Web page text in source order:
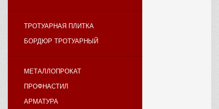
ТРОТУАРНАЯ ПЛИТКА
БОРДЮР ТРОТУАРНЫЙ
МЕТАЛЛОПРОКАТ
ПРОФНАСТИЛ
АРМАТУРА